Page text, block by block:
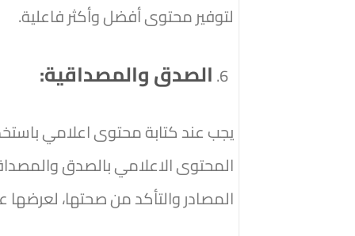
لتوفير محتوى أفضل وأكثر فاعلية.
الصدق والمصداقية:
يجب عند كتابة محتوى اعلامي
المحتوى الاعلامي بالصدق
المصادر والتأكد من صحتها،